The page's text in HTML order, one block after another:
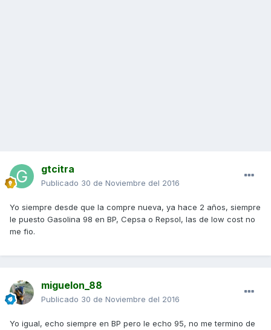
gtcitra
Publicado 30 de Noviembre del 2016
Yo siempre desde que la compre nueva, ya hace 2 años, siempre
le puesto Gasolina 98 en BP, Cepsa o Repsol, las de low cost no
me fio.
miguelon_88
Publicado 30 de Noviembre del 2016
Yo igual, echo siempre en BP pero le echo 95, no me termino de